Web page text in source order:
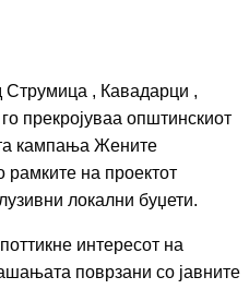
, Кавадарци ,
прекројуваа општинскиот
кампања Жените
рамките на проектот
локални буџети.
интересот на
поврзани со јавните